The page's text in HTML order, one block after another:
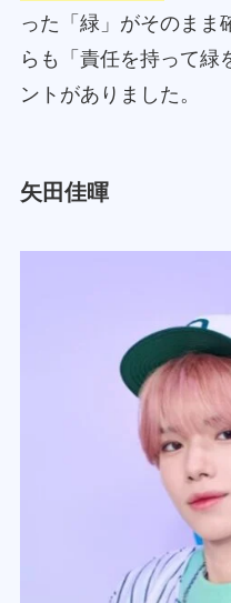
った「緑」がそのまま
らも「責任を持って緑
ントがありました。
矢田佳暉